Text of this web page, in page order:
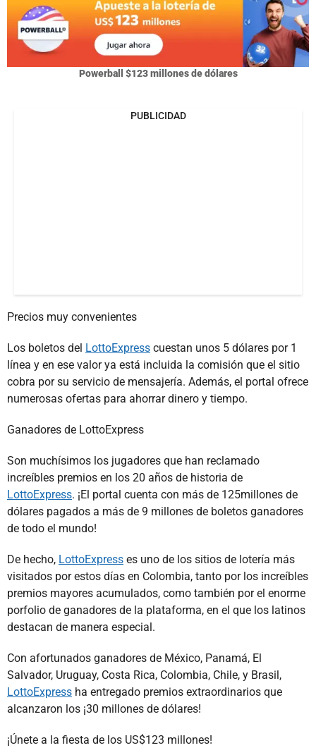
Powerball $123 millones de dólares
PUBLICIDAD
Precios muy convenientes
Los boletos del LottoExpress cuestan unos 5 dólares por 1
línea y en ese valor ya está incluida la comisión que el sitio
cobra por su servicio de mensajería. Además, el portal ofrece
numerosas ofertas para ahorrar dinero y tiempo.
Ganadores de LottoExpress
Son muchísimos los jugadores que han reclamado
increíbles premios en los 20 años de historia de
LottoExpress. ¡El portal cuenta con más de 125millones de
dólares pagados a más de 9 millones de boletos ganadores
de todo el mundo!
De hecho, LottoExpress es uno de los sitios de lotería más
visitados por estos días en Colombia, tanto por los increíbles
premios mayores acumulados, como también por el enorme
porfolio de ganadores de la plataforma, en el que los latinos
destacan de manera especial.
Con afortunados ganadores de México, Panamá, El
Salvador, Uruguay, Costa Rica, Colombia, Chile, y Brasil,
LottoExpress ha entregado premios extraordinarios que
alcanzaron los ¡30 millones de dólares!
¡Únete a la fiesta de los US$123 millones!